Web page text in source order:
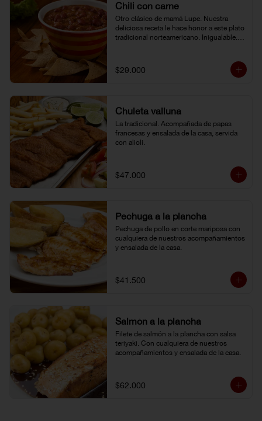
Chili con carne
Otro clásico de mamá Lupe. Nuestra
deliciosa receta le hace honor a este plato
tradicional norteamericano. Inigualable.
$29.000
Chuleta valluna
La tradicional. Acompañada de papas
francesas y ensalada de la casa, servida
con alioli.
$47.000
Pechuga a la plancha
Pechuga de pollo en corte mariposa con
cualquiera de nuestros acompañamientos
y ensalada de la casa.
$41.500
Salmón a la plancha
Filete de salmón a la plancha con salsa
teriyaki. Con cualquiera de nuestros
acompañamientos y ensalada de la casa.
$62.000